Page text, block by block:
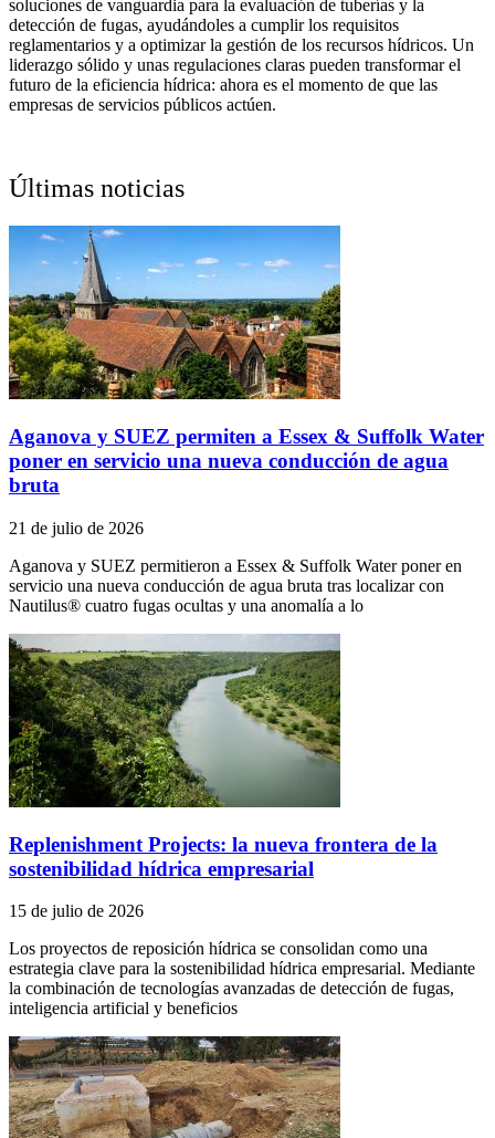
soluciones de vanguardia para la evaluación de tuberías y la
detección de fugas, ayudándoles a cumplir los requisitos
reglamentarios y a optimizar la gestión de los recursos hídricos. Un
liderazgo sólido y unas regulaciones claras pueden transformar el
futuro de la eficiencia hídrica: ahora es el momento de que las
empresas de servicios públicos actúen.
Últimas noticias
Aganova y SUEZ permiten a Essex & Suffolk Water
poner en servicio una nueva conducción de agua
bruta
21 de julio de 2026
Aganova y SUEZ permitieron a Essex & Suffolk Water poner en
servicio una nueva conducción de agua bruta tras localizar con
Nautilus® cuatro fugas ocultas y una anomalía a lo
Replenishment Projects: la nueva frontera de la
sostenibilidad hídrica empresarial
15 de julio de 2026
Los proyectos de reposición hídrica se consolidan como una
estrategia clave para la sostenibilidad hídrica empresarial. Mediante
la combinación de tecnologías avanzadas de detección de fugas,
inteligencia artificial y beneficios